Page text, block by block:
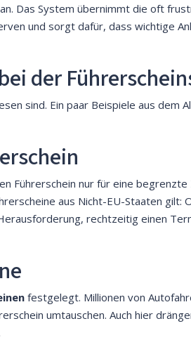
Das System übernimmt die oft
und sorgt dafür, dass wichtige
der
sind. Ein paar Beispiele aus dem
Führerschein nur für eine
aus Nicht-EU-Staaten gilt:
rechtzeitig einen
festgelegt. Millionen von
umtauschen. Auch hier